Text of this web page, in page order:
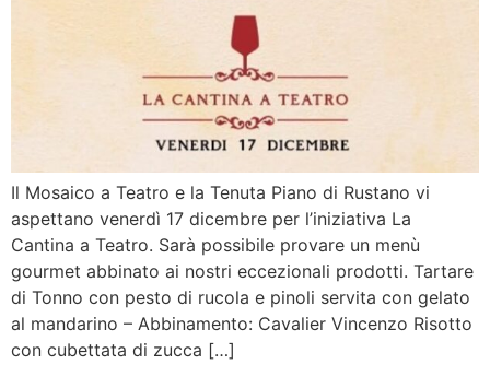
Il Mosaico a Teatro e la Tenuta Piano di Rustano vi
aspettano venerdì 17 dicembre per l’iniziativa La
Cantina a Teatro. Sarà possibile provare un menù
gourmet abbinato ai nostri eccezionali prodotti. Tartare
di Tonno con pesto di rucola e pinoli servita con gelato
al mandarino – Abbinamento: Cavalier Vincenzo Risotto
con cubettata di zucca […]